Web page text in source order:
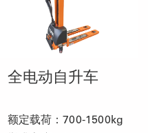
全电动自升车
额定载荷：700-1500kg